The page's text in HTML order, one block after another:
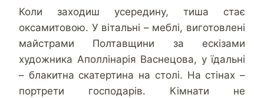
Коли заходиш усередину, тиша стає
оксамитовою. У вітальні – меблі, виготовлені
майстрами Полтавщини за ескізами
художника Аполлінарія Васнецова, у їдальні
– блакитна скатертина на столі. На стінах –
портрети господарів. Кімнати не